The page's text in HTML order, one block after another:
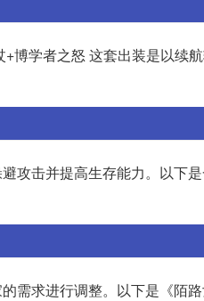
博学者之怒 这套出装是以续
攻击并提高生存能力。以下
需求进行调整。以下是《陌